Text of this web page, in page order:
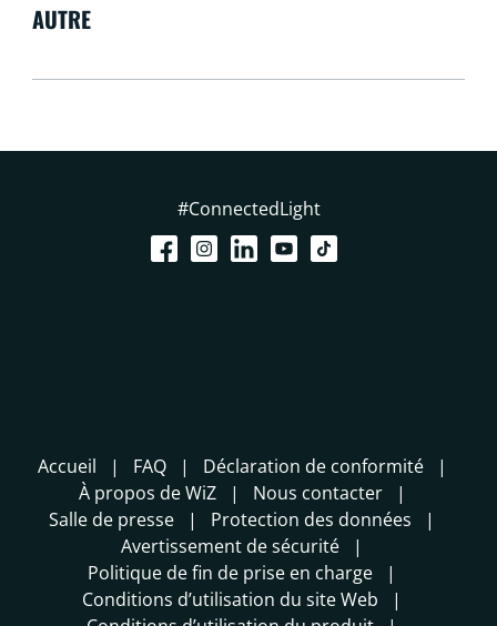
AUTRE
#ConnectedLight
Accueil FAQ
Déclaration de conformité
À propos de WiZ
Nous contacter
Salle de presse
Protection des données
Avertissement de sécurité
Politique de fin de prise en charge
Conditions d’utilisation du site Web